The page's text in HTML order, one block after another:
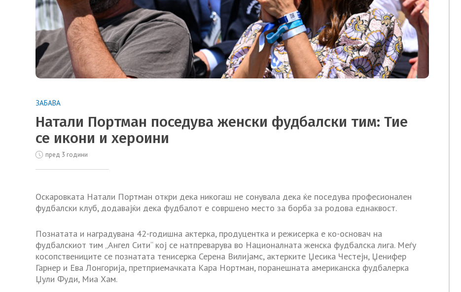
ЗАБАВА
Натали Портман поседува женски фудбалски тим: Тие
се икони и хероини
пред 3 години
Оскаровката Натали Портман откри дека никогаш не сонувала дека ќе поседува професионален
фудбалски клуб, додавајќи дека фудбалот е совршено место за борба за родова еднаквост.
Познатата и наградувана 42-годишна актерка, продуцентка и режисерка е ко-основач на
фудбалскиот тим „Ангел Сити“ кој се натпреварува во Националната женска фудбалска лига. Меѓу
косопствениците се познатата тенисерка Серена Вилијамс, актерките Џесика Честејн, Џенифер
Гарнер и Ева Лонгорија, претприемачката Кара Нортман, поранешната американска фудбалерка
Џули Фуди, Миа Хам.